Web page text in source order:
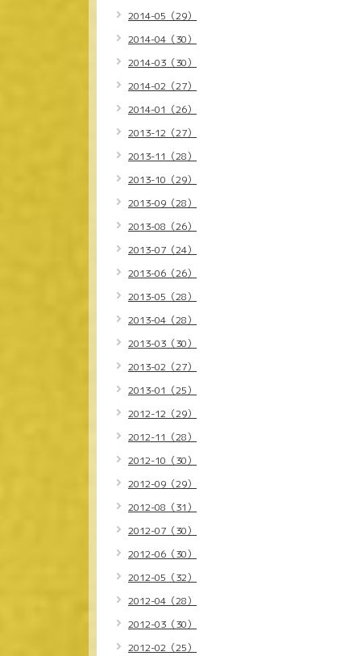
2014-05（29）
2014-04（30）
2014-03（30）
2014-02（27）
2014-01（26）
2013-12（27）
2013-11（28）
2013-10（29）
2013-09（28）
2013-08（26）
2013-07（24）
2013-06（26）
2013-05（28）
2013-04（28）
2013-03（30）
2013-02（27）
2013-01（25）
2012-12（29）
2012-11（28）
2012-10（30）
2012-09（29）
2012-08（31）
2012-07（30）
2012-06（30）
2012-05（32）
2012-04（28）
2012-03（30）
2012-02（25）